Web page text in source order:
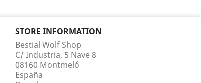
STORE INFORMATION
Bestial Wolf Shop
C/ Industria, 5 Nave 8
08160 Montmeló
España